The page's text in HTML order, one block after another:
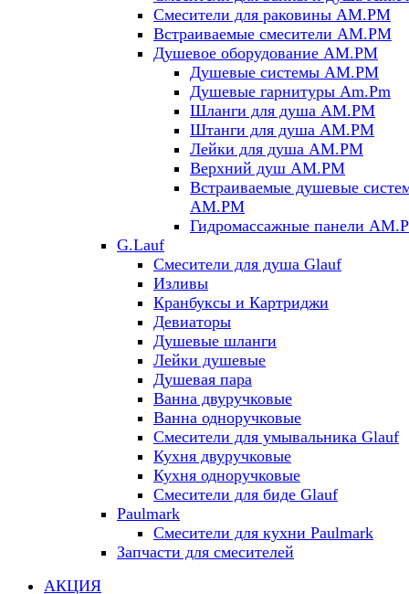
Смесители для раковины AM.PM
Встраиваемые смесители AM.PM
Душевое оборудование AM.PM
Душевые системы AM.PM
Душевые гарнитуры Am.Pm
Шланги для душа AM.PM
Штанги для душа AM.PM
Лейки для душа AM.PM
Верхний душ AM.PM
Встраиваемые душевые
AM.PM
Гидромассажные панели
G.Lauf
Смесители для душа Glauf
Изливы
Кранбуксы и Картриджи
Девиаторы
Душевые шланги
Лейки душевые
Душевая пара
Ванна двуручковые
Ванна одноручковые
Смесители для умывальника Glauf
Кухня двуручковые
Кухня одноручковые
Смесители для биде Glauf
Paulmark
Смесители для кухни Paulmark
Запчасти для смесителей
АКЦИЯ